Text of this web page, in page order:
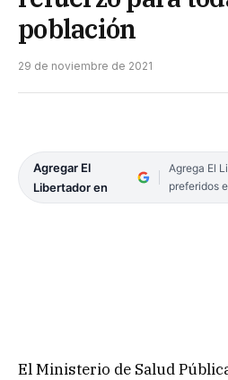
población
29 de noviembre de 2021
Agregar El
Libertador en
Agrega El
preferidos
El Ministerio de Salud